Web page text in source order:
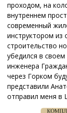
проходом, на
внутреннем
современный
инструктором из
строительство
убедился в
инженера
через Горком
представили
отправил меня в